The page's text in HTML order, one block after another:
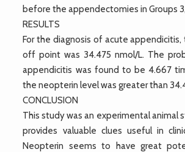
before the appendectomies in Groups
RESULTS
For the diagnosis of acute
off point was 34.475 nmol/L. The
appendicitis was found to be 4.667
the neopterin level was greater than
CONCLUSION
This study was an experimental animal
provides valuable clues useful in
Neopterin seems to have great